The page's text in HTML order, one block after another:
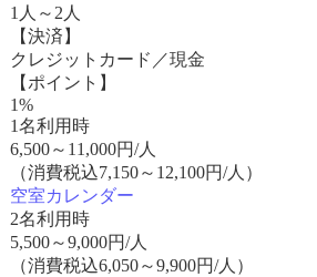
1人～2人
【決済】
クレジットカード／現金
【ポイント】
1%
1名利用時
6,500～ 11,000円/人
（消費税込7,150～12,100円/人）
空室カレンダー
2名利用時
5,500～9,000円/人
（消費税込6,050～9,900円/人）